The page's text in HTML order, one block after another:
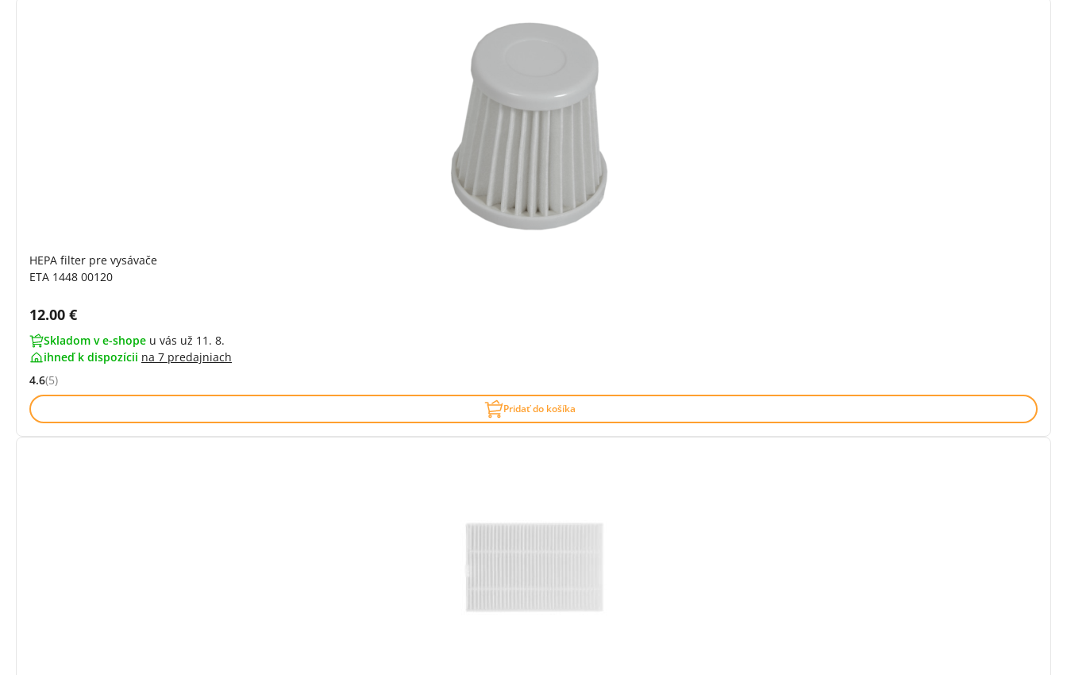
HEPA filter pre vysávače
ETA 1448 00120
Cena s DPH:
12.00 €
Skladom v e-shope u vás už 11. 8.
ihneď k dispozícii na 7 predajniach
Hodnocení: 4.6 z 5 (5 recenzí)
4.6(5)
Pridať do košíka